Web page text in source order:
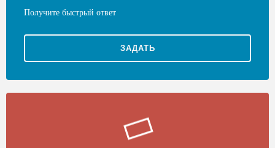
Получите быстрый ответ
ЗАДАТЬ